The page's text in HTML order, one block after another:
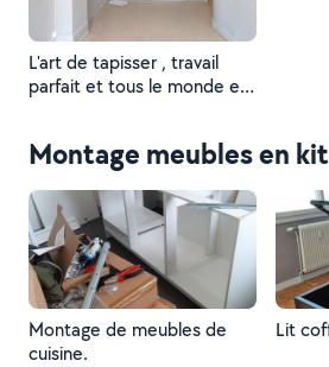
L'art de tapisser , travail
parfait et tous le monde est
Montage meubles en kit
Montage de meubles de
cuisine.
Lit